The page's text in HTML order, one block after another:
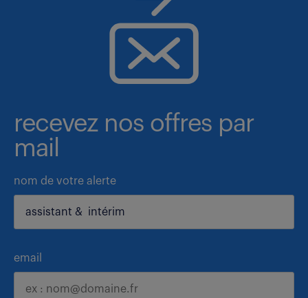
recevez nos offres par
mail
nom de votre alerte
email